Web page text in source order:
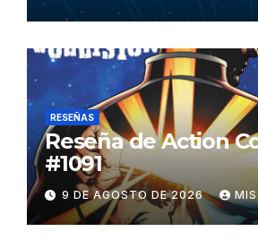
RESEÑAS
Reseña de Action
#1091
9 DE AGOSTO DE 2026